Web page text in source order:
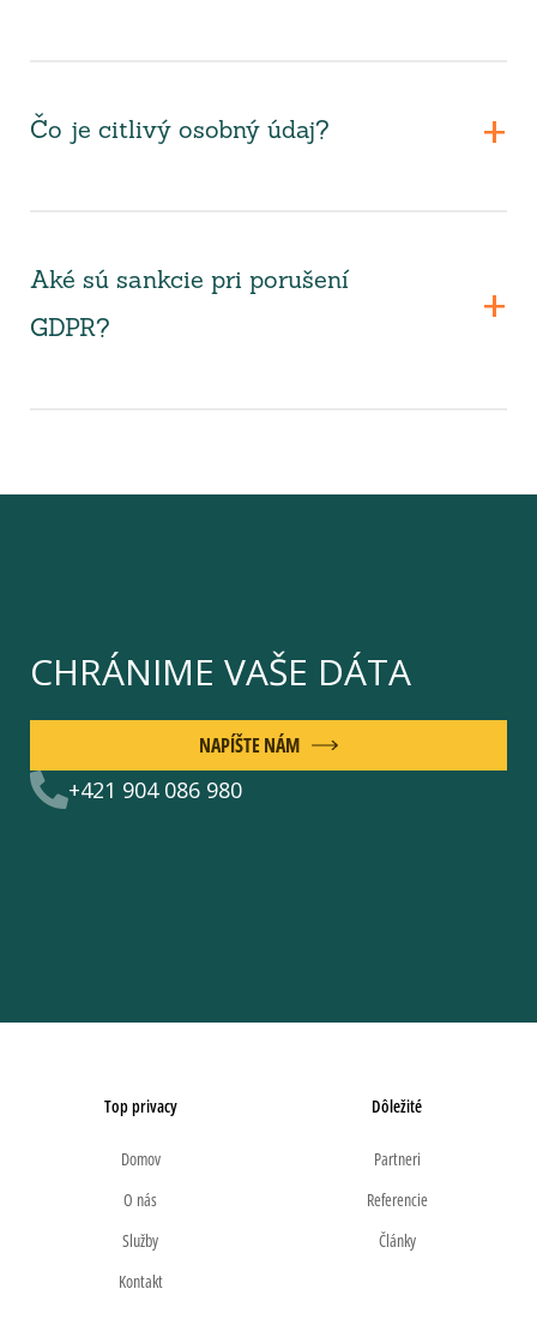
Čo je citlivý osobný údaj?
Aké sú sankcie pri porušení
GDPR?
CHRÁNIME VAŠE DÁTA
+421 904 086 980
NAPÍŠTE NÁM
Top privacy
Domov
O nás
Služby
Kontakt
Dôležité
Partneri
Referencie
Články